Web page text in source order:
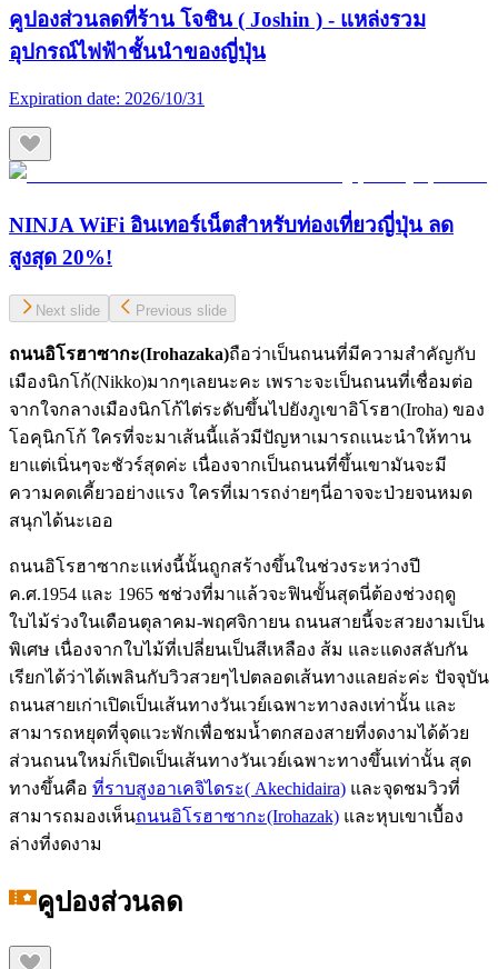
คูปองส่วนลดที่ร้าน โจชิน ( Joshin ) - แหล่งรวม
อุปกรณ์ไฟฟ้าชั้นนำของญี่ปุ่น
Expiration date: 2026/10/31
NINJA WiFi อินเทอร์เน็ตสำหรับท่องเที่ยวญี่ปุ่น ลด
สูงสุด 20%!
Next slide Previous slide
ถนนอิโรฮาซากะ(Irohazaka)ถือว่าเป็นถนนที่มีความสำคัญกับ
เมืองนิกโก้(Nikko)มากๆเลยนะคะ เพราะจะเป็นถนนที่เชื่อมต่อ
จากใจกลางเมืองนิกโก้ไต่ระดับขึ้นไปยังภูเขาอิโรฮา(Iroha) ของ
โอคุนิกโก้ ใครที่จะมาเส้นนี้แล้วมีปัญหาเมารถแนะนำให้ทาน
ยาแต่เนิ่นๆจะชัวร์สุดค่ะ เนื่องจากเป็นถนนที่ขึ้นเขามันจะมี
ความคดเคี้ยวอย่างแรง ใครที่เมารถง่ายๆนี่อาจจะป่วยจนหมด
สนุกได้นะเออ
ถนนอิโรฮาซากะแห่งนี้นั้นถูกสร้างขึ้นในช่วงระหว่างปี
ค.ศ.1954 และ 1965 ชช่วงที่มาแล้วจะฟินขั้นสุดนี่ต้องช่วงฤดู
ใบไม้ร่วงในเดือนตุลาคม-พฤศจิกายน ถนนสายนี้จะสวยงามเป็น
พิเศษ เนื่องจากใบไม้ที่เปลี่ยนเป็นสีเหลือง ส้ม และแดงสลับกัน
เรียกได้ว่าได้เพลินกับวิวสวยๆไปตลอดเส้นทางแลยล่ะค่ะ ปัจจุบัน
ถนนสายเก่าเปิดเป็นเส้นทางวันเวย์เฉพาะทางลงเท่านั้น และ
สามารถหยุดที่จุดแวะพักเพื่อชมน้ำตกสองสายที่งดงามได้ด้วย
ส่วนถนนใหม่ก็เปิดเป็นเส้นทางวันเวย์เฉพาะทางขึ้นเท่านั้น สุด
ทางขึ้นคือ ที่ราบสูงอาเคจิไดระ( Akechidaira) และจุดชมวิวที่
สามารถมองเห็นถนนอิโรฮาซากะ(Irohazak) และหุบเขาเบื้อง
ล่างที่งดงาม
คูปองส่วนลด